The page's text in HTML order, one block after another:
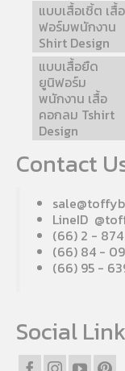
แบบเสื้อเชิ้ต เสื้อ
ฟอร์มพนักงาน
Shirt Design
แบบเสื้อยืด
ยูนิฟอร์ม
พนักงาน เสื้อ
คอกลม Tshirt
Design
Contact
LineID
(66) 2 -
(66) 84 -
(66) 95 -
Social Link